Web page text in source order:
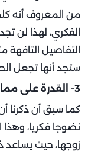
من المعروف أنه
الفكري، لهذا لن
التفاصيل
ستجد أنها تجعل
3- القدرة على ممارسة مهمة الأمومة:
كما سبق أن ذكرنا
نضوجًا فكريًا، وهذا
زوجها، حيث يساعد